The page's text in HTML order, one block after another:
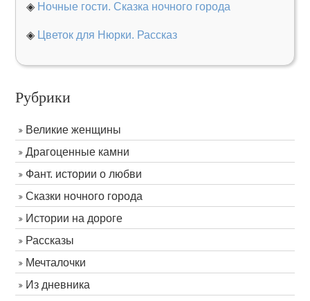
◈ Ночные гости. Сказка ночного города
◈ Цветок для Нюрки. Рассказ
Рубрики
Великие женщины
Драгоценные камни
Фант. истории о любви
Сказки ночного города
Истории на дороге
Рассказы
Мечталочки
Из дневника